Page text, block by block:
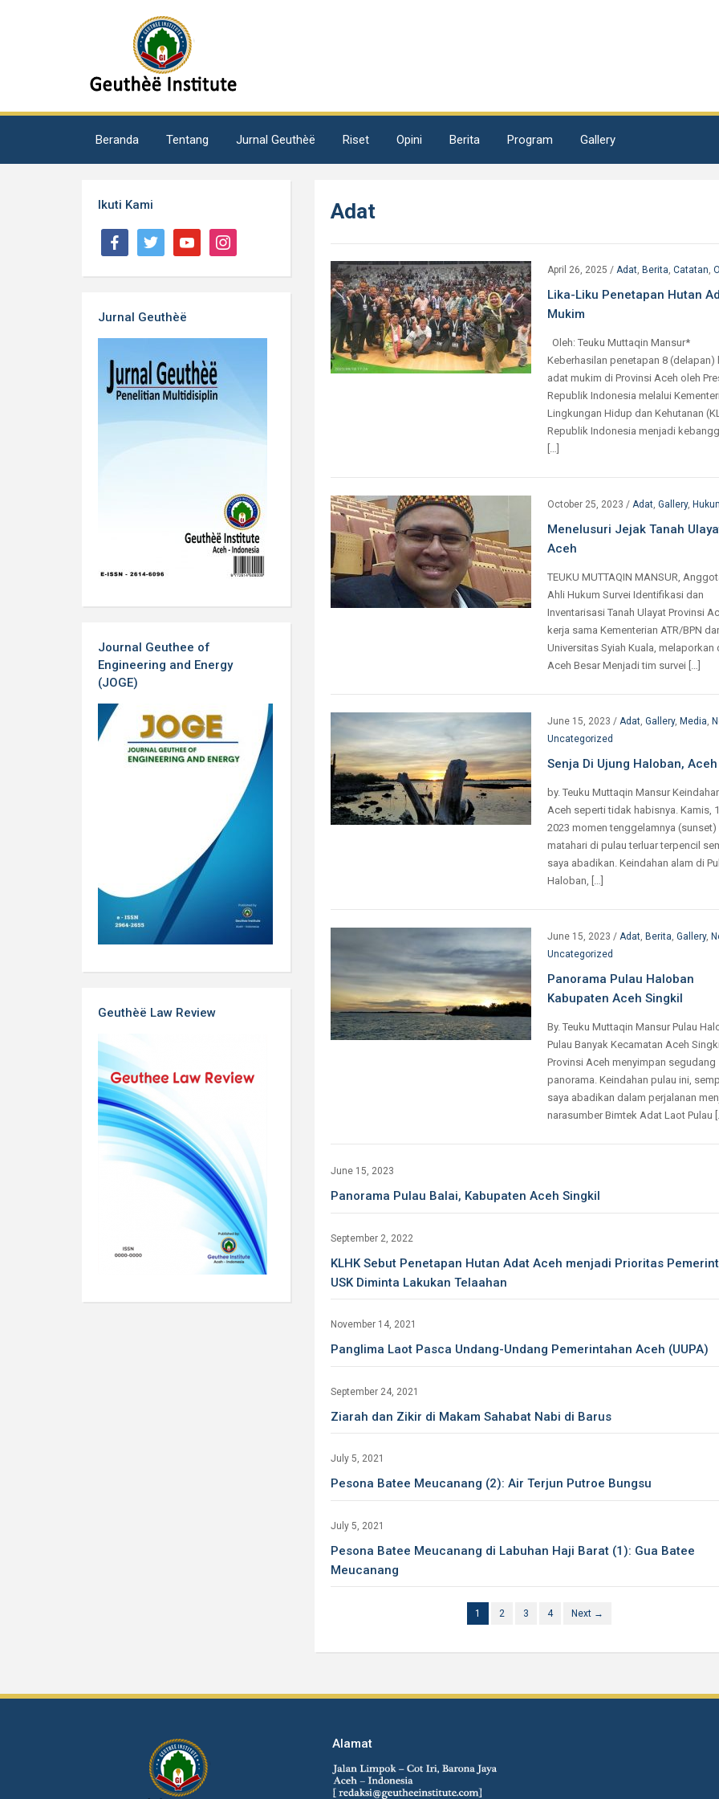
Beranda Tentang Jurnal Geuthèë Riset Opini Berita Program Gallery
Ikuti Kami
Jurnal Geuthèë
Journal Geuthee of
Engineering and Energy
(JOGE)
Geuthèë Law Review
Adat
April 26, 2025 / Adat, Berita, Catatan,
Lika-Liku Penetapan Hutan
Mukim
Oleh: Teuku Muttaqin Mansur*
Keberhasilan penetapan 8 (delapan)
adat mukim di Provinsi Aceh oleh
Republik Indonesia melalui
Lingkungan Hidup dan Kehutanan
Republik Indonesia menjadi
[…]
October 25, 2023 / Adat, Gallery,
Menelusuri Jejak Tanah
Aceh
TEUKU MUTTAQIN MANSUR,
Ahli Hukum Survei Identifikasi dan
Inventarisasi Tanah Ulayat Provinsi
kerja sama Kementerian ATR/BPN
Universitas Syiah Kuala, melaporkan
Aceh Besar Menjadi tim survei […]
June 15, 2023 / Adat, Gallery, Media,
Uncategorized
Senja Di Ujung Haloban, Aceh
by. Teuku Muttaqin Mansur
Aceh seperti tidak habisnya. Kamis,
2023 momen tenggelamnya (sunset)
matahari di pulau terluar terpencil
saya abadikan. Keindahan alam di
Haloban, […]
June 15, 2023 / Adat, Berita, Gallery,
Uncategorized
Panorama Pulau Haloban
Kabupaten Aceh Singkil
By. Teuku Muttaqin Mansur Pulau
Pulau Banyak Kecamatan Aceh Singkil
Provinsi Aceh menyimpan segudang
panorama. Keindahan pulau ini,
saya abadikan dalam perjalanan
narasumber Bimtek Adat Laot Pulau
June 15, 2023
Panorama Pulau Balai, Kabupaten Aceh Singkil
September 2, 2022
KLHK Sebut Penetapan Hutan Adat Aceh menjadi Prioritas
USK Diminta Lakukan Telaahan
November 14, 2021
Panglima Laot Pasca Undang-Undang Pemerintahan Aceh (UUPA)
September 24, 2021
Ziarah dan Zikir di Makam Sahabat Nabi di Barus
July 5, 2021
Pesona Batee Meucanang (2): Air Terjun Putroe Bungsu
July 5, 2021
Pesona Batee Meucanang di Labuhan Haji Barat (1): Gua Batee
Meucanang
1 2 3 4 Next →
Alamat